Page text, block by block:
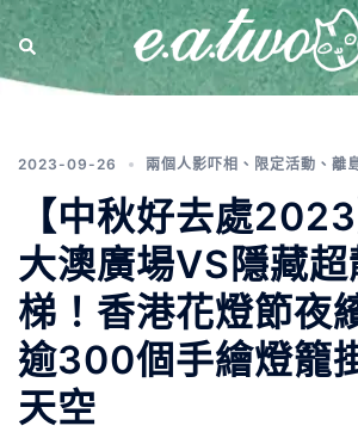
2023-09-26 兩個人影吓相 、 限定活動 、 離
【中秋好去處
大澳廣場VS隱藏
梯！香港花燈節夜
逾300個手繪燈籠
天空